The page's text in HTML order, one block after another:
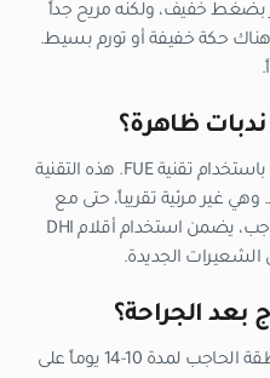
بضغط خفيف، ولكنه مريح جداً
حكة خفيفة أو تورم بسيط.
ظاهرة؟
يتم الاقتطاف من المنطقة المانحة باستخدام تقنية FUE. هذه التقنية
غير مرئية تقريباً، حتى مع
الشعر القصير جداً. في منطقة الحاجب، يضمن استخدام أقلام DHI
الجديدة.
بعد الجراحة؟
يجب تجنب وضع أي مكياج على منطقة الحاجب لمدة 10-14 يوماً على